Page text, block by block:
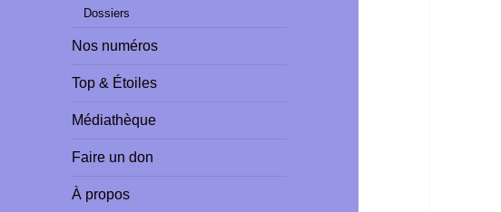
Dossiers
Nos numéros
Top & Étoiles
Médiathèque
Faire un don
À propos